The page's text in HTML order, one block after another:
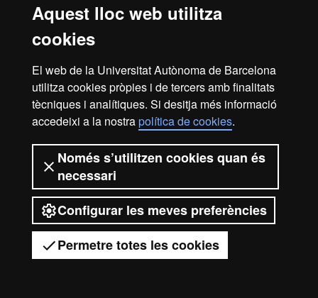
Aquest lloc web utilitza
cookies
El web de la Universitat Autònoma de Barcelona
utilitza cookies pròpies i de tercers amb finalitats
tècniques i analítiques. Si desitja més informació
accedeixi a la nostrapolítica de cookies.
Només s’utilitzen cookies quan és
necessari
Configurar les meves preferències
Permetre totes les cookies
Tens dubtes?
Avís legal
2026 Universitat Autònoma de
Barcelona